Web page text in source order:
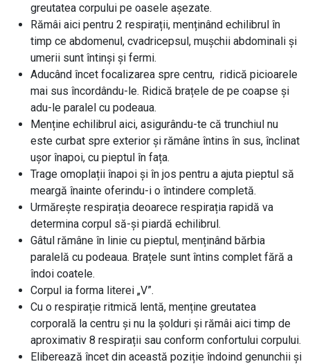
greutatea corpului pe oasele așezate.
Rămâi aici pentru 2 respirații, menținând echilibrul în
timp ce abdomenul, cvadricepsul, mușchii abdominali și
umerii sunt întinși și fermi.
Aducând încet focalizarea spre centru, ridică picioarele
mai sus încordându-le. Ridică brațele de pe coapse și
adu-le paralel cu podeaua.
Menține echilibrul aici, asigurându-te că trunchiul nu
este curbat spre exterior și rămâne întins în sus, înclinat
ușor înapoi, cu pieptul în fața.
Trage omoplații înapoi și în jos pentru a ajuta pieptul să
meargă înainte oferindu-i o întindere completă.
Urmărește respirația deoarece respirația rapidă va
determina corpul să-și piardă echilibrul.
Gâtul rămâne în linie cu pieptul, menținând bărbia
paralelă cu podeaua. Brațele sunt întins complet fără a
îndoi coatele.
Corpul ia forma literei „V”.
Cu o respirație ritmică lentă, menține greutatea
corporală la centru și nu la șolduri și rămâi aici timp de
aproximativ 8 respirații sau conform confortului corpului.
Eliberează încet din această poziție îndoind genunchii și